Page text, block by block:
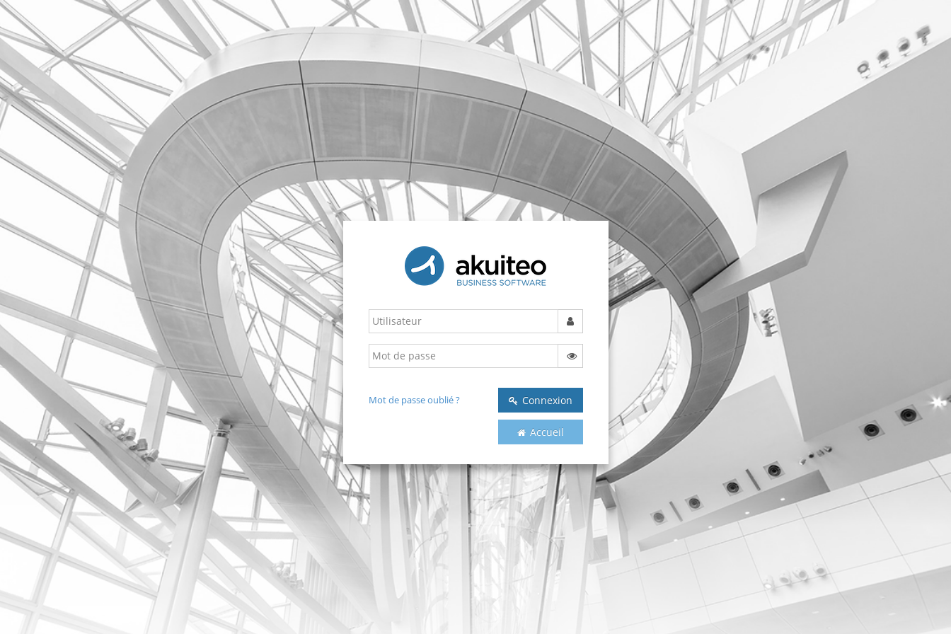
Mot de passe oublié ? Connexion
Accueil